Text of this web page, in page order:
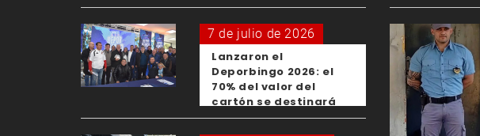
7 de julio de 2026
Lanzaron el
Deporbingo 2026: el
70% del valor del
cartón se destinará
para los clubes